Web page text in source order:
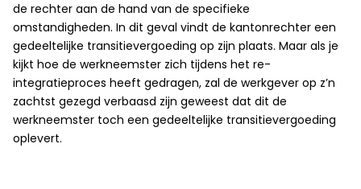
de rechter aan de hand van de specifieke
omstandigheden. In dit geval vindt de kantonrechter een
gedeeltelijke transitievergoeding op zijn plaats. Maar als je
kijkt hoe de werkneemster zich tijdens het re-
integratieproces heeft gedragen, zal de werkgever op z’n
zachtst gezegd verbaasd zijn geweest dat dit de
werkneemster toch een gedeeltelijke transitievergoeding
oplevert.